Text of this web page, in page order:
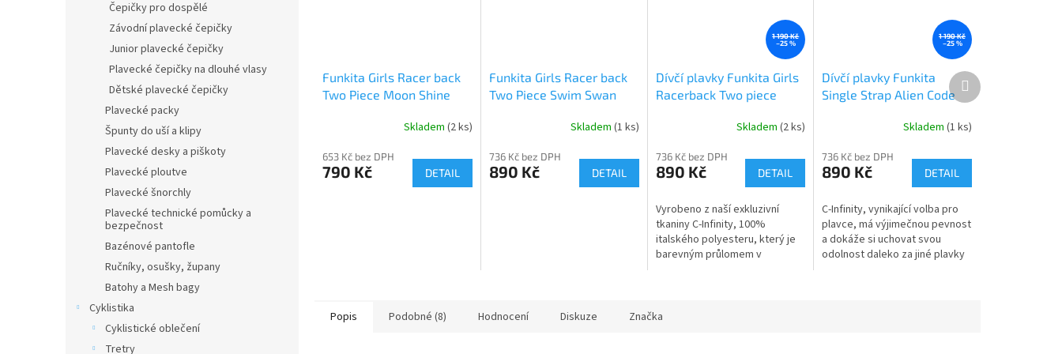
Čepičky pro dospělé
Závodní plavecké čepičky
Junior plavecké čepičky
Plavecké čepičky na dlouhé vlasy
Dětské plavecké čepičky
Plavecké packy
Špunty do uší a klipy
Plavecké desky a piškoty
Plavecké ploutve
Plavecké šnorchly
Plavecké technické pomůcky a
bezpečnost
Bazénové pantofle
Ručníky, osušky, župany
Batohy a Mesh bagy
Cyklistika
Cyklistické oblečení
Tretry
Funkita Girls Racer back
Two Piece Moon Shine
Skladem (2 ks)
653 Kč bez DPH
790 Kč DETAIL
Funkita Girls Racer back
Two Piece Swim Swan
Skladem (1 ks)
736 Kč bez DPH
890 Kč DETAIL
1 190 Kč
–25 %
Dívčí plavky Funkita Girls
Racerback Two piece
Skladem(2 ks)
736 Kč bez DPH
890 Kč DETAIL
Vyrobeno z naší exkluzivní
tkaniny C-Infinity, 100%
italského polyesteru, který je
barevným průlomem v
1 190 Kč
–25 %
Dívčí plavky Funkita
Single Strap Alien Code
Skladem (1 ks)
736 Kč bez DPH
890 Kč DETAIL
C-Infinity, vynikající volba pro
plavce, má výjimečnou pevnost
a dokáže si uchovat svou
odolnost daleko za jiné plavky
Další
produkt
Popis Podobné (8) Hodnocení Diskuze Značka